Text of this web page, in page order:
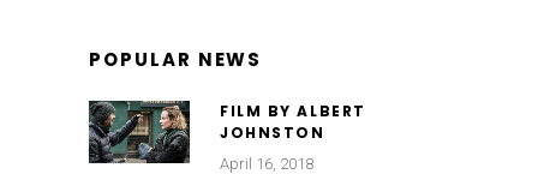
POPULAR NEWS
FILM BY ALBERT
JOHNSTON
April 16, 2018